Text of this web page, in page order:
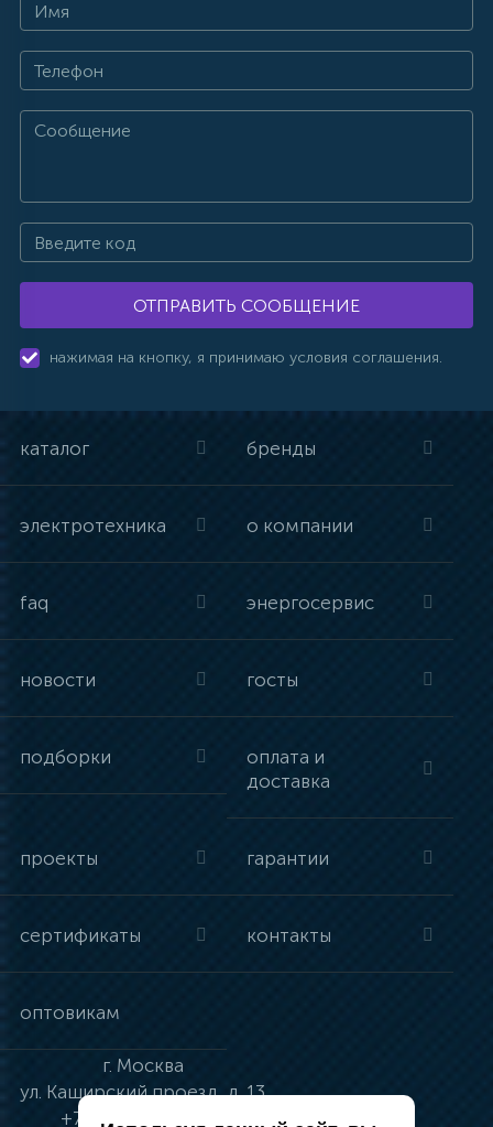
ОТПРАВИТЬ СООБЩЕНИЕ
нажимая на кнопку, я принимаю условия соглашения.
каталог бренды
электротехника о компании
faq энергосервис
новости госты
подборки
оплата и
доставка
проекты гарантии
сертификаты контакты
оптовикам
г. Москва
ул. Каширский проезд, д. 13
+7 (495) 134-41-83